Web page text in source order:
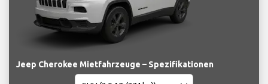
Jeep Cherokee Mietfahrzeuge – Spezifikationen